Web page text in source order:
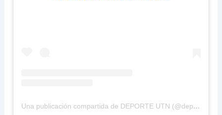
Una publicación compartida de DEPORTE UTN (@deporteutn)